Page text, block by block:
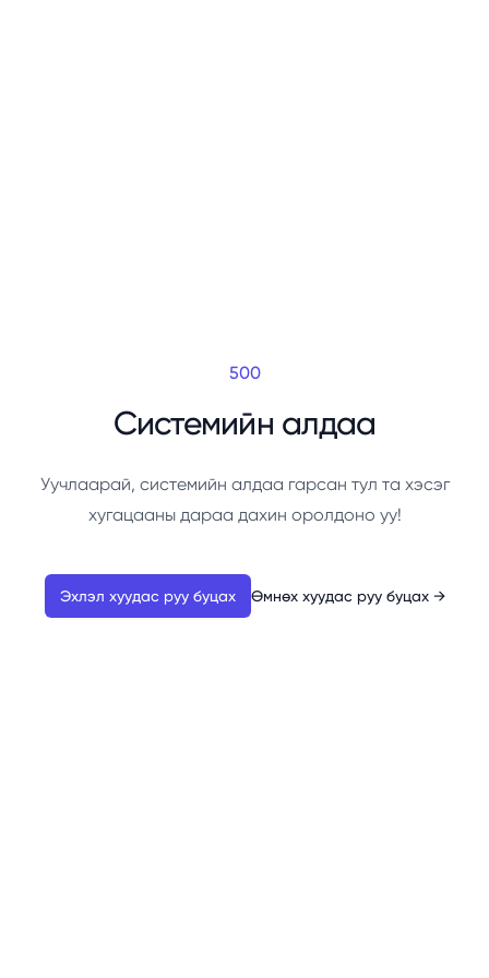
500
Системийн алдаа
Уучлаарай, системийн алдаа гарсан тул та хэсэг
хугацааны дараа дахин оролдоно уу!
Эхлэл хуудас руу буцах Өмнөх хуудас руу буцах →